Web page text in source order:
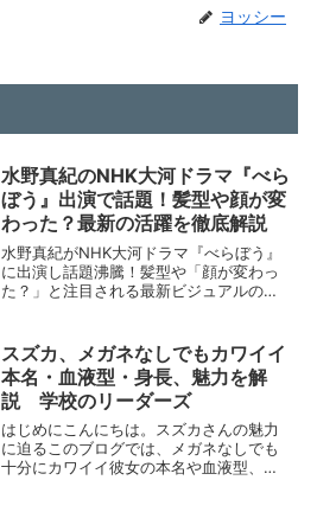
ヨッシー
水野真紀のNHK大河ドラマ『べら
ぼう』出演で話題！髪型や顔が変
わった？最新の活躍を徹底解説
水野真紀がNHK大河ドラマ『べらぼう』
に出演し話題沸騰！髪型や「顔が変わっ
た？」と注目される最新ビジュアルの変
スズカ、メガネなしでもカワイイ
本名・血液型・身長、魅力を解
説 学校のリーダーズ
はじめにこんにちは。スズカさんの魅力
に迫るこのブログでは、メガネなしでも
十分にカワイイ彼女の本名や血液型、身